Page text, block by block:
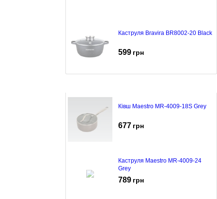
Каструля Bravira BR8002-20 Black
599 грн
Ківш Maestro MR-4009-18S Grey
677 грн
Каструля Maestro MR-4009-24
Grey
789 грн